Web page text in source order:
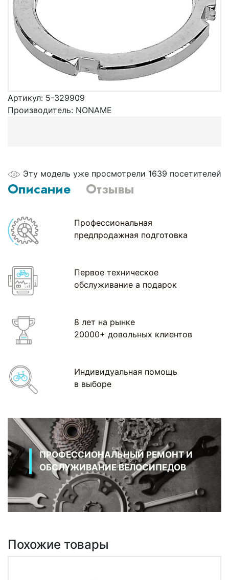
Артикул: 5-329909
Производитель: NONAME
Эту модель уже просмотрели 1639 посетителей
Описание Отзывы
Профессиональная
предпродажная подготовка
Первое техническое
обслуживание а подарок
8 лет на рынке
20000+ довольных клиентов
Индивидуальная помощь
в выборе
ПРОФЕССИОНАЛЬНЫЙ РЕМОНТ И
ОБСЛУЖИВАНИЕ ВЕЛОСИПЕДОВ
Похожие товары